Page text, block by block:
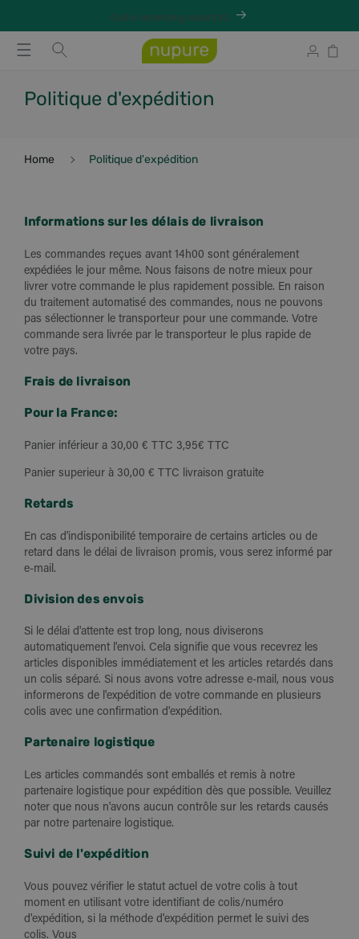
content
Gratis verzending vanaf €30.
Inloggen
Politique d'expédition
home politique d'expédition
Informations sur les délais de livraison
Les commandes reçues avant 14h00 sont généralement
expédiées le jour même. Nous faisons de notre mieux pour
livrer votre commande le plus rapidement possible. En raison
du traitement automatisé des commandes, nous ne pouvons
pas sélectionner le transporteur pour une commande. Votre
commande sera livrée par le transporteur le plus rapide de
votre pays.
Frais de livraison
Pour la France:
Panier inférieur a 30,00 € TTC 3,95€ TTC
Panier superieur à 30,00 € TTC livraison gratuite
Retards
En cas d'indisponibilité temporaire de certains articles ou de
retard dans le délai de livraison promis, vous serez informé par
e-mail.
Division des envois
Si le délai d'attente est trop long, nous diviserons
automatiquement l'envoi. Cela signifie que vous recevrez les
articles disponibles immédiatement et les articles retardés dans
un colis séparé. Si nous avons votre adresse e-mail, nous vous
informerons de l'expédition de votre commande en plusieurs
colis avec une confirmation d'expédition.
Partenaire logistique
Les articles commandés sont emballés et remis à notre
partenaire logistique pour expédition dès que possible. Veuillez
noter que nous n'avons aucun contrôle sur les retards causés
par notre partenaire logistique.
Suivi de l'expédition
Vous pouvez vérifier le statut actuel de votre colis à tout
moment en utilisant votre identifiant de colis/numéro
d'expédition, si la méthode d'expédition permet le suivi des
colis. Vous